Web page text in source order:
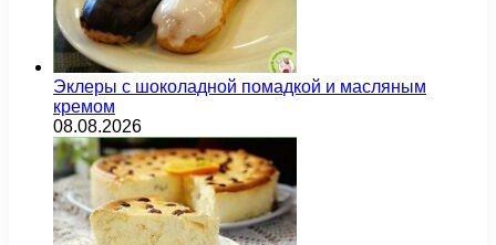
Эклеры с шоколадной помадкой и масляным
кремом
08.08.2026